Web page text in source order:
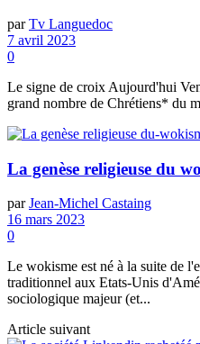
par Tv Languedoc
7 avril 2023
0
Le signe de croix Aujourd'hui
grand nombre de Chrétiens* du
La genèse religieuse du
par Jean-Michel Castaing
16 mars 2023
0
Le wokisme est né à la suite de
traditionnel aux Etats-Unis
sociologique majeur (et...
Article suivant